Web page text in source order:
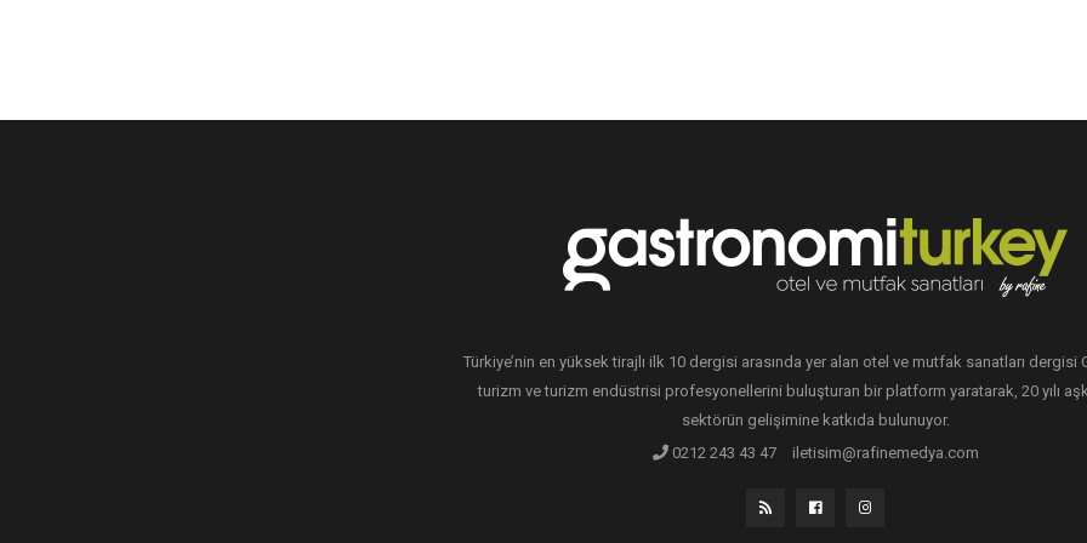
Türkiye’nin en yüksek tirajlı ilk 10 dergisi arasında yer alan otel ve mutfak sanatları dergisi
turizm ve turizm endüstrisi profesyonellerini buluşturan bir platform yaratarak, 20 yılı
sektörün gelişimine katkıda bulunuyor.
0212 243 43 47
iletisim@rafinemedya.com